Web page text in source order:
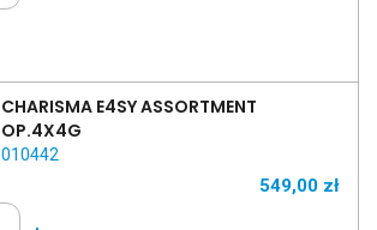
CHARISMA E4SY ASSORTMENT
OP.4X4G
010442
549,00 zł